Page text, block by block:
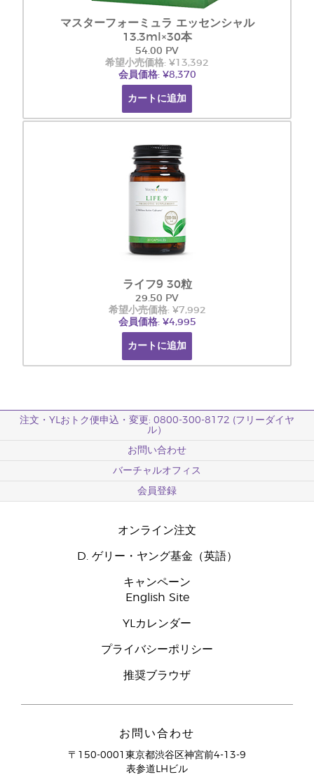
マスターフォーミュラ エッセンシャル
13.3ml×30本
54.00 PV
希望小売価格: ¥13,392
会員価格: ¥8,370
カートに追加
ライフ9 30粒
29.50 PV
希望小売価格: ¥7,992
会員価格: ¥4,995
カートに追加
注文・YLおトク便申込・変更: 0800-300-8172 (フリーダイヤ
ル）
お問い合わせ
バーチャルオフィス
会員登録
オンライン注文
D. ゲリー・ヤング基金（英語）
キャンペーン
English Site
YLカレンダー
プライバシーポリシー
推奨ブラウザ
お問い合わせ
〒150-0001東京都渋谷区神宮前4-13-9
表参道LHビル